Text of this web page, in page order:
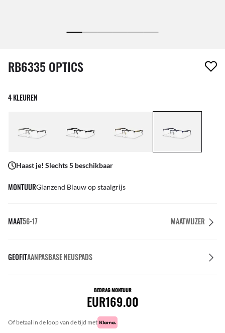
1 item is uit je verlanglijst verwijderd
RB6335 OPTICS
4 KLEUREN
Haast je! Slechts 5 beschikbaar
MONTUURGlanzend Blauw op staalgrijs
MAAT56-17 MAATWIJZER
GEOFITAANPASBASE NEUSPADS
BEDRAG MONTUUR
EUR169.00
of betaal in de loop van de tijd met